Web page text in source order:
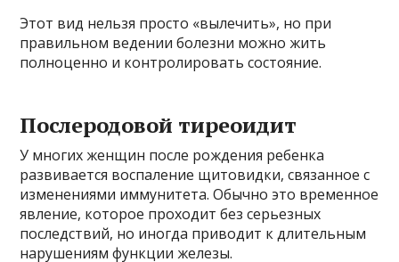
Этот вид нельзя просто «вылечить», но при
правильном ведении болезни можно жить
полноценно и контролировать состояние.
Послеродовой тиреоидит
У многих женщин после рождения ребенка
развивается воспаление щитовидки, связанное с
изменениями иммунитета. Обычно это временное
явление, которое проходит без серьезных
последствий, но иногда приводит к длительным
нарушениям функции железы.